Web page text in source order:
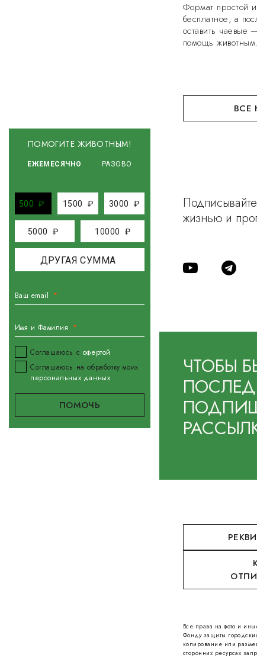
ПОМОГИТЕ ЖИВОТНЫМ!
ЕЖЕМЕСЯЧНО РАЗОВО
500 ₽ 1500 ₽ 3000 ₽
5000 ₽ 10000 ₽
Ваш email
Имя и Фамилия
Соглашаюсь с офертой
Соглашаюсь на обработку моих
персональных данных
Формат простой
бесплатное, а
оставить чаевые
помощь
ВСЕ
жизнью и
ЧТОБЫ
Все права на фото и
Фонду защиты
копирование или
сторонних ресурсах